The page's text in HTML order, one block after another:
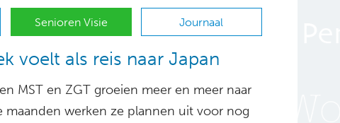
Senioren Visie Journaal
voelt als reis naar Japan
MST en ZGT groeien meer en meer naar
maanden werken ze plannen uit voor nog